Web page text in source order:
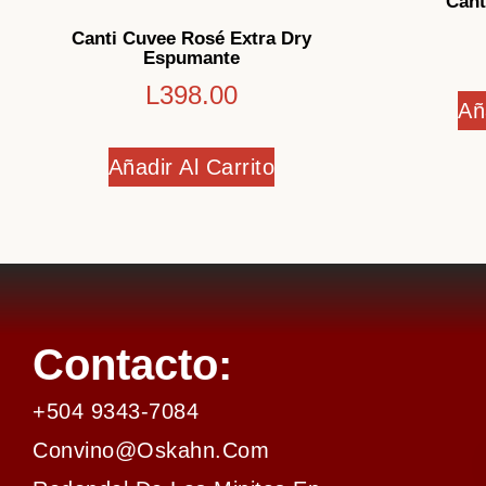
Canti Cuvee Rosé Extra Dry
Espumante
L398.00
Añadir Al Carrito
Contacto:
+504 9343-7084
Convino@oskahn.com